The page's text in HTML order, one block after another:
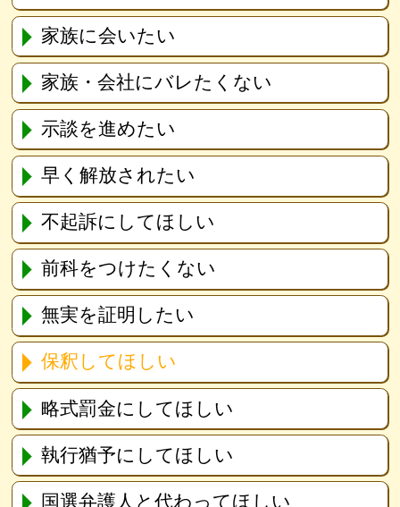
家族に会いたい
家族・会社にバレたくない
示談を進めたい
早く解放されたい
不起訴にしてほしい
前科をつけたくない
無実を証明したい
保釈してほしい
略式罰金にしてほしい
執行猶予にしてほしい
国選弁護人と代わってほしい